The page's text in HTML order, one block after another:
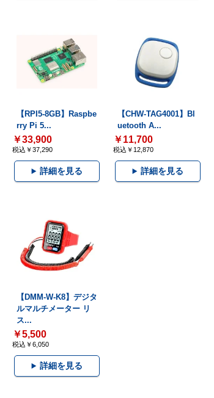
【RPI5-8GB】Raspbe
rry Pi 5...
￥33,900
税込￥37,290
詳細を見る
【CHW-TAG4001】Bl
uetooth A...
￥11,700
税込￥12,870
詳細を見る
【DMM-W-K8】デジタ
ルマルチメーター リ
ス...
￥5,500
税込￥6,050
詳細を見る